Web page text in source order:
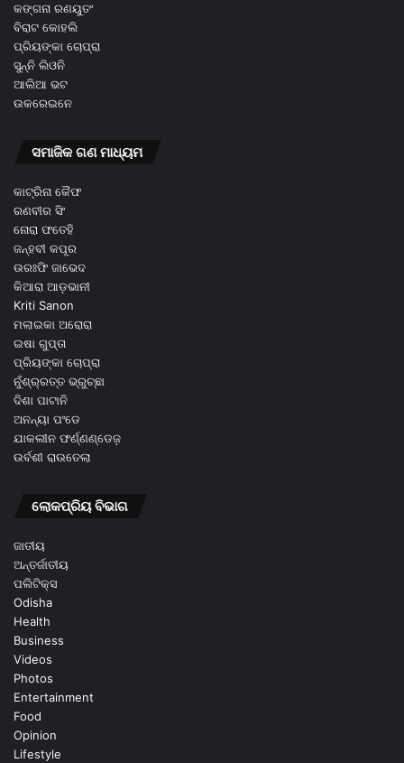
କଙ୍ଗନା ରଣୟୁତଂ
ବିରାଟ କୋହଲି
ପ୍ରିୟଙ୍କା ଚୋପ୍ରା
ସୁନ୍ନି ଲିଓନି
ଆଲିଆ ଭଟ
ଉକରେଇନେ
ସମାଜିକ ଗଣ ମାଧ୍ୟମ
କାଟ୍ରିନା କୈଫ
ରଣବୀର ସିଂ
ନୋରା ଫତେହି
ଜନ୍ହବୀ କପୂର
ଉରଃଫି ଜାଭେଦ
କିଆରା ଆଡ଼ଭାନୀ
Kriti Sanon
ମଲାଇକା ଅରୋରା
ଇଷା ଗୁପ୍ତା
ପ୍ରିୟଙ୍କା ଚୋପ୍ରା
ନୁଁଶ୍ର୍ରତ୍ତ ଭ୍ରୁଚ୍ଛା
ଦିଶା ପାଟାନି
ଅନନ୍ୟା ପଂଡେ
ଯାକଲୀନ ଫର୍ଣ୍ଣଣ୍ଡେଜ଼
ଉର୍ବଶୀ ରାଉତେଲା
ଲୋକପ୍ରିୟ ବିଭାଗ
ଜାତୀୟ
ଅନ୍ତର୍ଜାତୀୟ
ପଲିଟିକ୍ସ
Odisha
Health
Business
Videos
Photos
Entertainment
Food
Opinion
Lifestyle